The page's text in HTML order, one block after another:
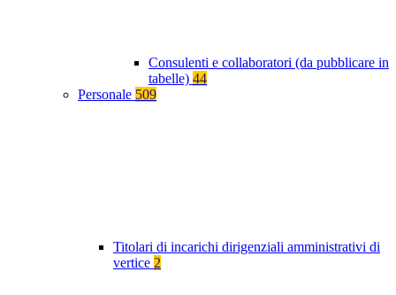
Consulenti e collaboratori (da pubblicare in
tabelle) 44
Personale 509
Titolari di incarichi dirigenziali amministrativi di
vertice 2